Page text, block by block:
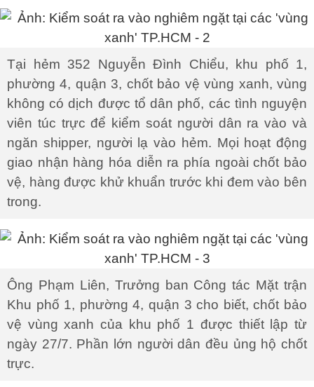
Tại hẻm 352 Nguyễn Đình Chiểu, khu phố 1,
phường 4, quận 3, chốt bảo vệ vùng xanh, vùng
không có dịch được tổ dân phố, các tình nguyện
viên túc trực để kiểm soát người dân ra vào và
ngăn shipper, người lạ vào hẻm. Mọi hoạt động
giao nhận hàng hóa diễn ra phía ngoài chốt bảo
vệ, hàng được khử khuẩn trước khi đem vào bên
trong.
Ông Phạm Liên, Trưởng ban Công tác Mặt trận
Khu phố 1, phường 4, quận 3 cho biết, chốt bảo
vệ vùng xanh của khu phố 1 được thiết lập từ
ngày 27/7. Phần lớn người dân đều ủng hộ chốt
trực.